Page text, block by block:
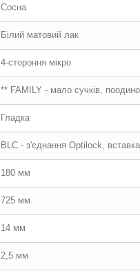
Сосна
Білий матовий лак
4-стороння мікро
** FAMILY - мало сучків,
Гладка
BLC - з'єднання Optilock,
180 мм
725 мм
14 мм
2,5 мм